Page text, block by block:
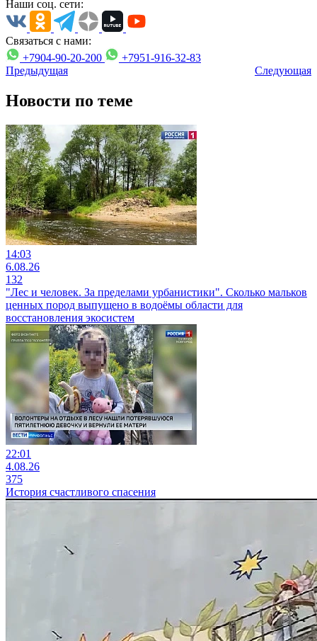
Наши соц. сети:
Связаться с нами:
+7904-90-20-200
+7951-916-32-83
Предыдущая
Следующая
Новости по теме
14:03
6.08.26
132
"Лес и человек. За пределами урбанистики". Сколько мальков
ценных пород выпущено в водоёмы области для
восстановления экосистем
22:01
4.08.26
375
История счастливого спасения